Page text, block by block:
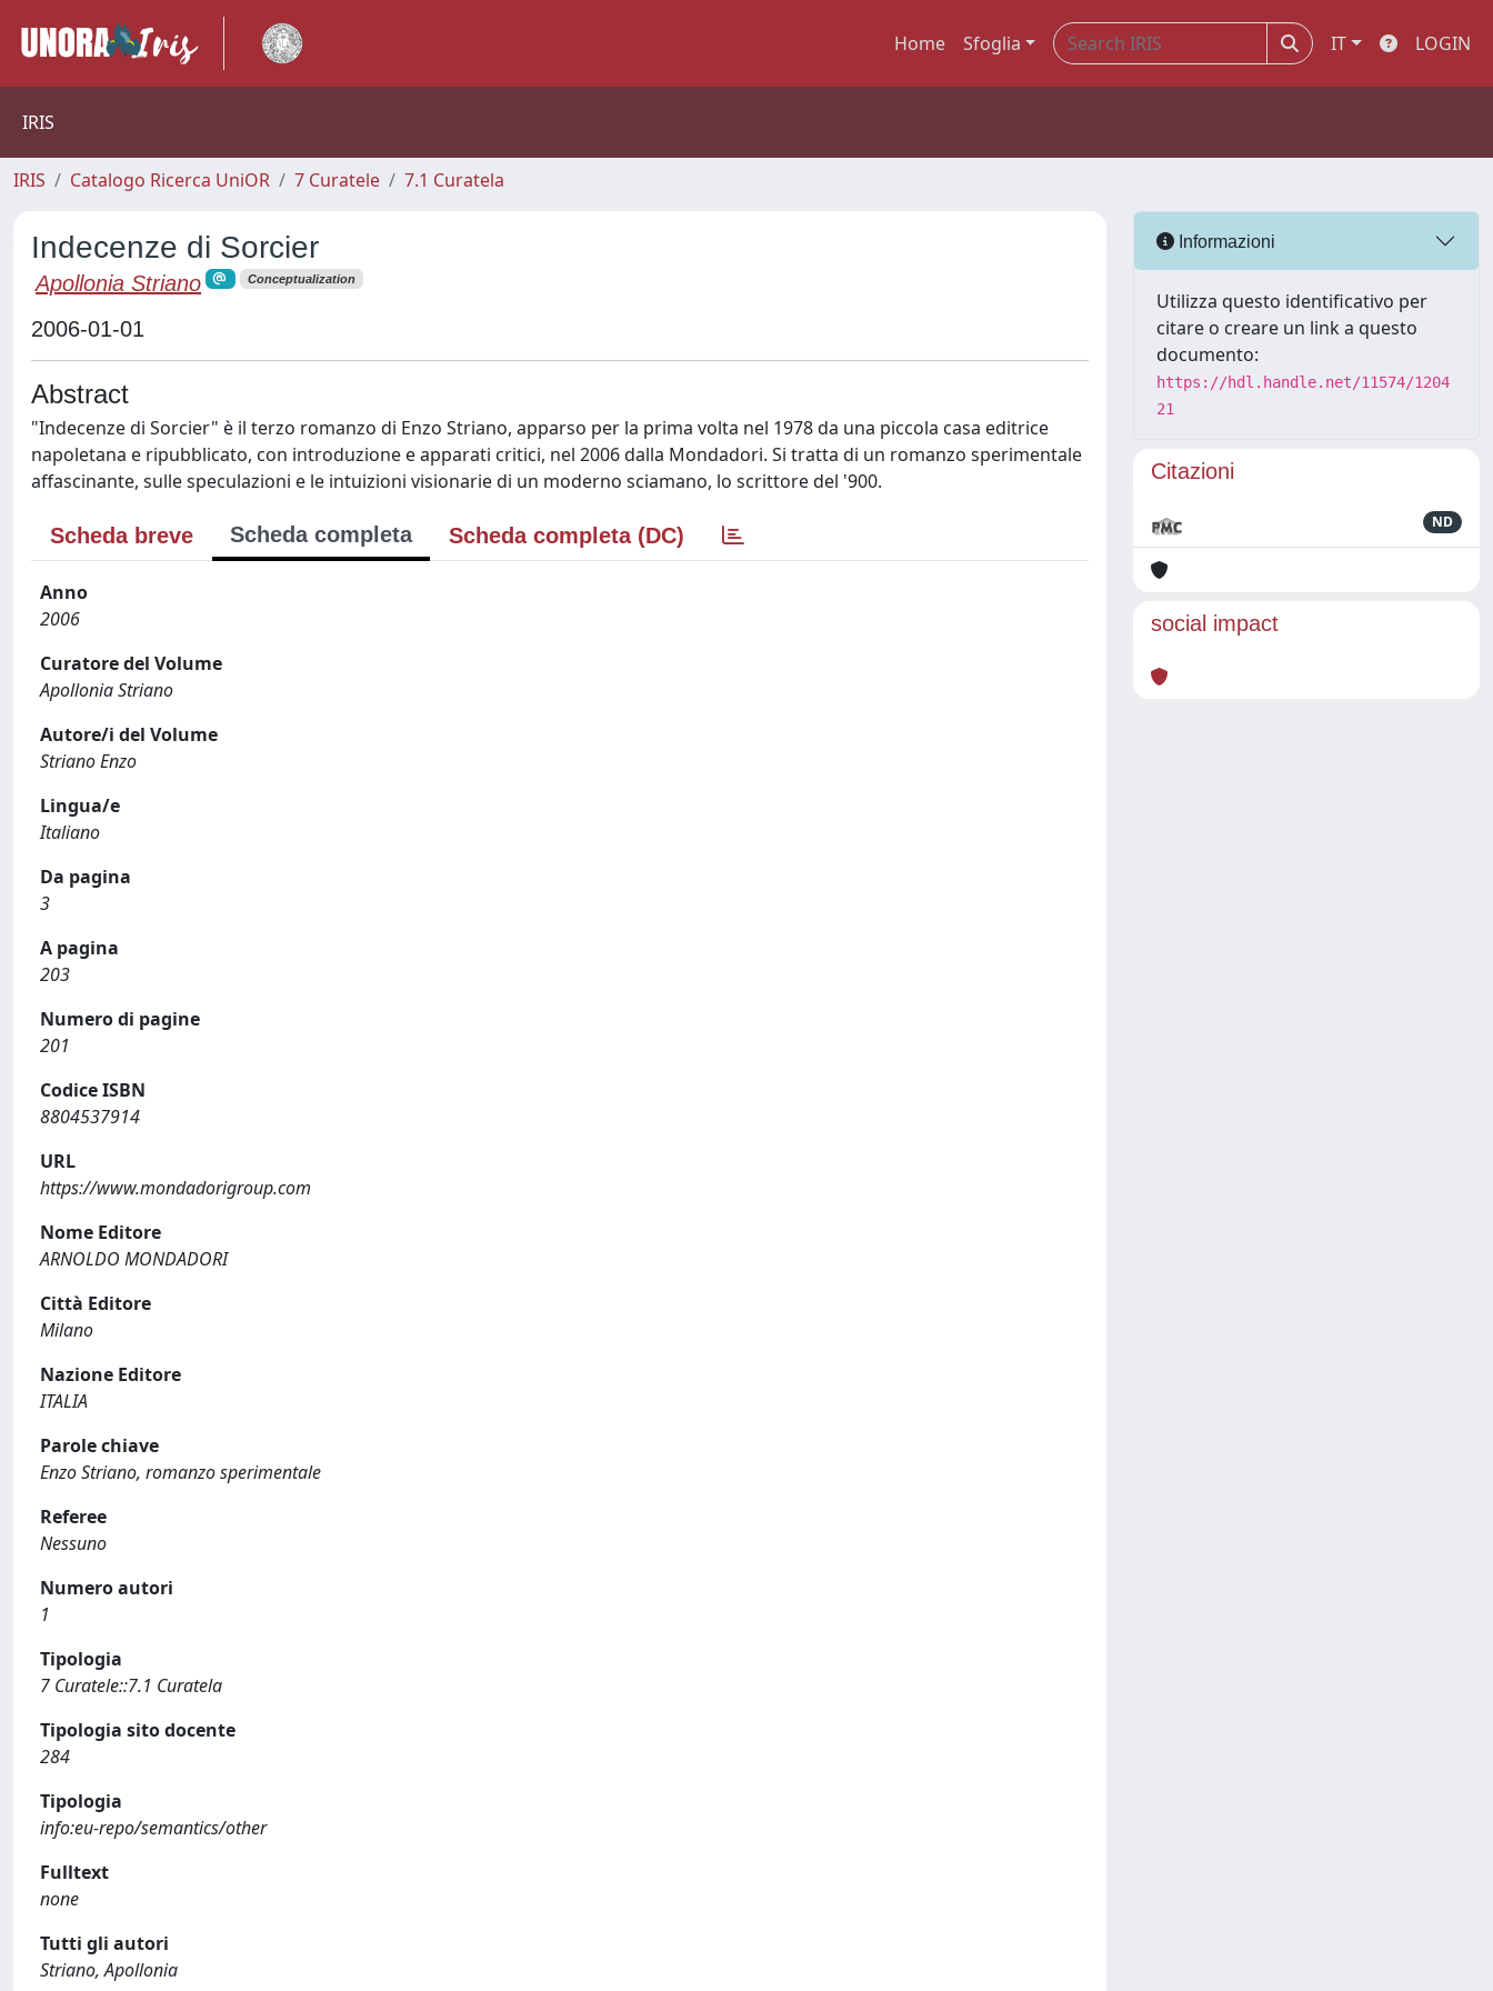
Home Sfoglia IT LOGIN
IRIS
IRIS Catalogo Ricerca UniOR 7 Curatele 7.1 Curatela
Indecenze di Sorcier
Apollonia Striano Conceptualization
2006-01-01
Abstract
"Indecenze di Sorcier" è il terzo romanzo di Enzo Striano, apparso per la prima volta nel 1978 da una piccola casa editrice
napoletana e ripubblicato, con introduzione e apparati critici, nel 2006 dalla Mondadori. Si tratta di un romanzo sperimentale
affascinante, sulle speculazioni e le intuizioni visionarie di un moderno sciamano, lo scrittore del '900.
Scheda breve Scheda completa Scheda completa (DC)
Anno
2006
Curatore del Volume
Apollonia Striano
Autore/i del Volume
Striano Enzo
Lingua/e
Italiano
Da pagina
3
A pagina
203
Numero di pagine
201
Codice ISBN
8804537914
URL
https://www.mondadorigroup.com
Nome Editore
ARNOLDO MONDADORI
Città Editore
Milano
Nazione Editore
ITALIA
Parole chiave
Enzo Striano, romanzo sperimentale
Referee
Nessuno
Numero autori
1
Tipologia
7 Curatele::7.1 Curatela
Tipologia sito docente
284
Tipologia
info:eu-repo/semantics/other
Fulltext
none
Tutti gli autori
Striano, Apollonia
Informazioni
Utilizza questo identificativo per
citare o creare un link a questo
documento:
https://hdl.handle.net/11574/1204
21
Citazioni
ND
social impact